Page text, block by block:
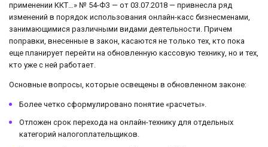
применении ККТ…» № 54-ФЗ — от 03.07.2018 — привнесла ряд
изменений в порядок использования онлайн-касс бизнесменами,
занимающимися различными видами деятельности. Причем
поправки, внесенные в закон, касаются не только тех, кто пока
еще планирует перейти на обновленную кассовую технику, но и тех,
кто уже с ней работает.
Основные вопросы, которые освещены в обновленном законе:
Более четко сформулировано понятие «расчеты».
Отложен срок перехода на онлайн-технику для отдельных
категорий налогоплательщиков.